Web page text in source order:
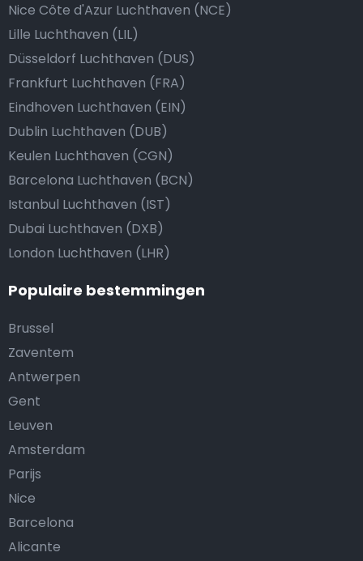
Nice Côte d'Azur Luchthaven (NCE)
Lille Luchthaven (LIL)
Düsseldorf Luchthaven (DUS)
Frankfurt Luchthaven (FRA)
Eindhoven Luchthaven (EIN)
Dublin Luchthaven (DUB)
Keulen Luchthaven (CGN)
Barcelona Luchthaven (BCN)
Istanbul Luchthaven (IST)
Dubai Luchthaven (DXB)
London Luchthaven (LHR)
Populaire bestemmingen
Brussel
Zaventem
Antwerpen
Gent
Leuven
Amsterdam
Parijs
Nice
Barcelona
Alicante